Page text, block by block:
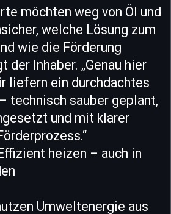
möchten weg von Öl und
welche Lösung zum
wie die Förderung
der Inhaber. „Genau hier
liefern ein durchdachtes
technisch sauber geplant,
und mit klarer
heizen – auch in
Umweltenergie aus